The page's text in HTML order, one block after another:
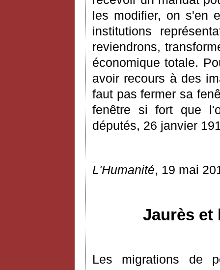
les modifier, on s'en
institutions
reviendrons,
économique totale.
avoir recours à des
faut pas fermer sa
fenêtre si fort que
députés, 26 janvier
L'Humanité, 19 mai
Jaurès et
Les migrations de